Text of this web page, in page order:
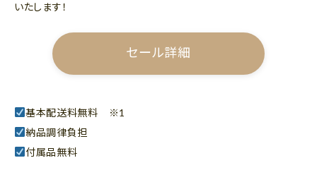
いたします！
セール詳細
基本配送料無料 ※1
納品調律負担
付属品無料